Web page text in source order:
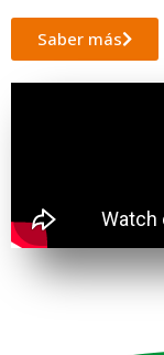
Saber más